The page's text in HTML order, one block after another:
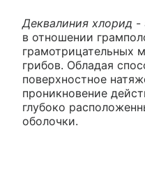
Деквалиния хлорид -
в отношении
грамотрицательных
грибов. Обладая
поверхностное
проникновение
глубоко
оболочки.